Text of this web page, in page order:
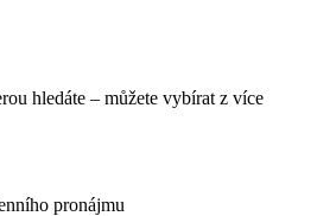
hledáte – můžete vybírat z více
pronájmu